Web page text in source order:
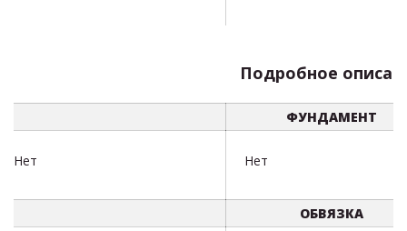
Подробное
ФУНДАМЕНТ
Нет Нет
ОБВЯЗКА